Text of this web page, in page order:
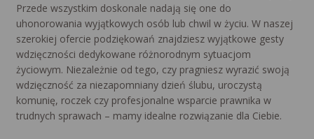
Przede wszystkim doskonale nadają się one do
uhonorowania wyjątkowych osób lub chwil w życiu. W naszej
szerokiej ofercie podziękowań znajdziesz wyjątkowe gesty
wdzięczności dedykowane różnorodnym sytuacjom
życiowym. Niezależnie od tego, czy pragniesz wyrazić swoją
wdzięczność za niezapomniany dzień ślubu, uroczystą
komunię, roczek czy profesjonalne wsparcie prawnika w
trudnych sprawach – mamy idealne rozwiązanie dla Ciebie.